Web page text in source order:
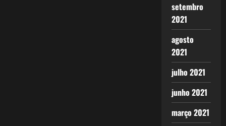
setembro
2021
agosto
2021
julho 2021
junho 2021
março 2021